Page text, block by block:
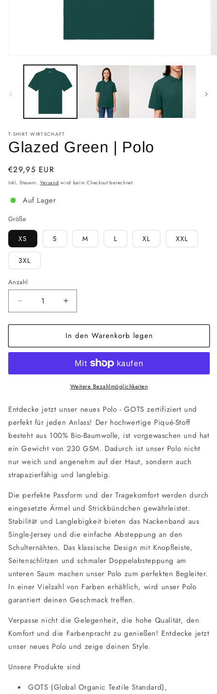
T-SHIRT WIRTSCHAFT
Glazed Green | Polo
Normaler
Preis
€29,95 EUR
Inkl. Steuern. Versand wird beim Checkout berechnet
Auf Lager
Größe
XS S M L XL XXL
3XL
Anzahl
Verringere
die
Menge
Glazed
Polo
Erhöhe
die
Menge
für
Glazed
Polo
In den Warenkorb legen
Weitere Bezahlmöglichkeiten
Entdecke jetzt unser neues Polo - GOTS zertifiziert und
perfekt für jeden Anlass! Der hochwertige Piqué-Stoff
besteht aus 100% Bio-Baumwolle, ist vorgewaschen und hat
ein Gewicht von 230 GSM. Dadurch ist unser Polo nicht
nur weich und angenehm auf der Haut, sondern auch
strapazierfähig und langlebig.
Die perfekte Passform und der Tragekomfort werden durch
eingesetzte Ärmel und Strickbündchen gewährleistet.
Stabilität und Langlebigkeit bieten das Nackenband aus
Single-Jersey und die einfache Absteppung an den
Schulternähten. Das klassische Design mit Knopfleiste,
Seitenschlitzen und schmaler Doppelabsteppung am
unteren Saum machen unser Polo zum perfekten Begleiter.
In einer Vielzahl von Farben erhältlich, wird unser Polo
garantiert deinen Geschmack treffen.
Verpasse nicht die Gelegenheit, die hohe Qualität, den
Komfort und die Farbenpracht zu genießen! Entdecke jetzt
unser neues Polo und zeige deinen Style.
Unsere Produkte sind
GOTS (Global Organic Textile Standard),